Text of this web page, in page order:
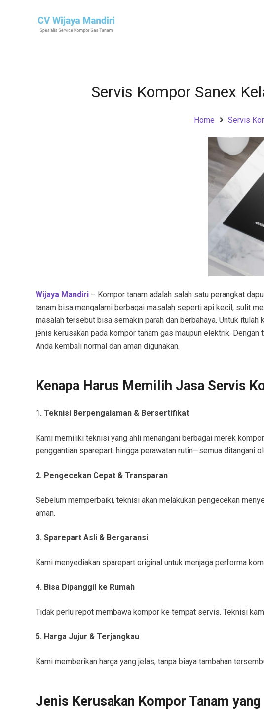
Servis Kompor Sanex
Home Servis
Wijaya Mandiri – Kompor tanam adalah salah satu perangkat
tanam bisa mengalami berbagai masalah seperti api kecil, sulit
masalah tersebut bisa semakin parah dan berbahaya. Untuk itulah
jenis kerusakan pada kompor tanam gas maupun elektrik.
Anda kembali normal dan aman digunakan.
Kenapa Harus Memilih Jasa Servis
1. Teknisi Berpengalaman & Bersertifikat
Kami memiliki teknisi yang ahli menangani berbagai merek
penggantian sparepart, hingga perawatan rutin—semua ditangani
2. Pengecekan Cepat & Transparan
Sebelum memperbaiki, teknisi akan melakukan pengecekan
aman.
3. Sparepart Asli & Bergaransi
Kami menyediakan sparepart original untuk menjaga performa
4. Bisa Dipanggil ke Rumah
Tidak perlu repot membawa kompor ke tempat servis. Teknisi
5. Harga Jujur & Terjangkau
Kami memberikan harga yang jelas, tanpa biaya tambahan
Jenis Kerusakan Kompor Tanam yang